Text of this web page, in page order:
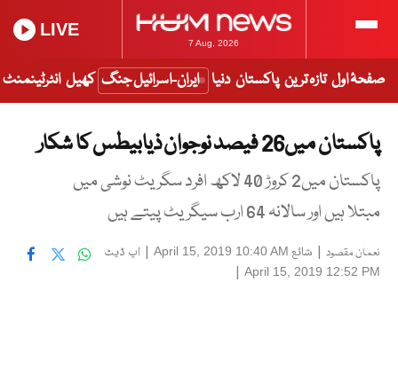
7 Aug, 2026
LIVE
صفحۂ اول تازہ ترین پاکستان دنیا ایران-اسرائیل جنگ کھیل انٹرٹینمنٹ
پاکستان میں26 فیصد نوجوان ذیابیطس کا شکار
پاکستان میں2 کروڑ 40 لاکھ افرد سگریٹ نوشی میں
مبتلا ہیں اور سالانہ 64 ارب سیگریٹ پیتے ہیں
نعمان مقصود | شائع April 15, 2019 10:40 AM
| اپ ڈیٹ
April 15, 2019 12:52 PM
|